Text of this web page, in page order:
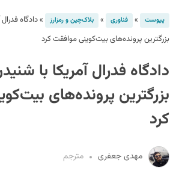
پیوست » فناوری » بلاک‌چین و رمزارز »دادگاه
بزرگترین پرونده‌های بیت‌کوینی موافقت کرد
دادگاه فدرال آمریکا با
بزرگترین پرونده‌های
کرد
مهدی جعفری مترجم